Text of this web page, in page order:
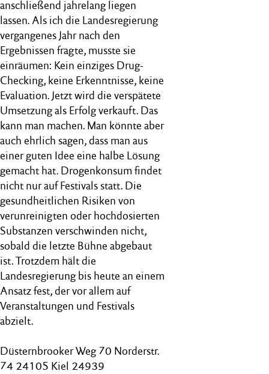
anschließend jahrelang liegen
lassen. Als ich die Landesregierung
vergangenes Jahr nach den
Ergebnissen fragte, musste sie
einräumen: Kein einziges Drug-
Checking, keine Erkenntnisse, keine
Evaluation. Jetzt wird die verspätete
Umsetzung als Erfolg verkauft. Das
kann man machen. Man könnte aber
auch ehrlich sagen, dass man aus
einer guten Idee eine halbe Lösung
gemacht hat. Drogenkonsum findet
nicht nur auf Festivals statt. Die
gesundheitlichen Risiken von
verunreinigten oder hochdosierten
Substanzen verschwinden nicht,
sobald die letzte Bühne abgebaut
ist. Trotzdem hält die
Landesregierung bis heute an einem
Ansatz fest, der vor allem auf
Veranstaltungen und Festivals
abzielt.
Düsternbrooker Weg 70 Norderstr.
74 24105 Kiel 24939